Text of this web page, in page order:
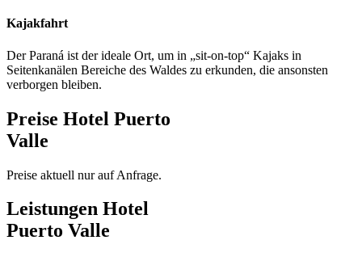
Kajakfahrt
Der Paraná ist der ideale Ort, um in „sit-on-top“ Kajaks in
Seitenkanälen Bereiche des Waldes zu erkunden, die ansonsten
verborgen bleiben.
Preise Hotel Puerto
Valle
Preise aktuell nur auf Anfrage.
Leistungen Hotel
Puerto Valle